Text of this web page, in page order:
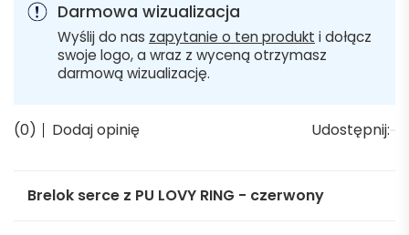
Darmowa wizualizacja
Wyślij do nas zapytanie o ten produkt i dołącz
swoje logo, a wraz z wyceną otrzymasz
darmową wizualizację.
(0) Dodaj opinię Udostępnij:
Brelok serce z PU LOVY RING - czerwony